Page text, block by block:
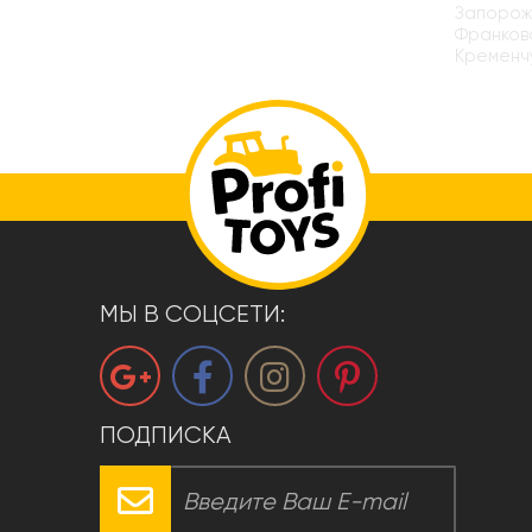
МЫ В СОЦСЕТИ:
ПОДПИСКА